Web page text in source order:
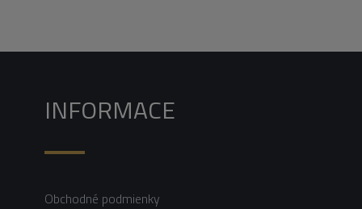
INFORMACE
Obchodné podmienky